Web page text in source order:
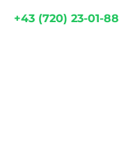
+43 (720) 23-01-88